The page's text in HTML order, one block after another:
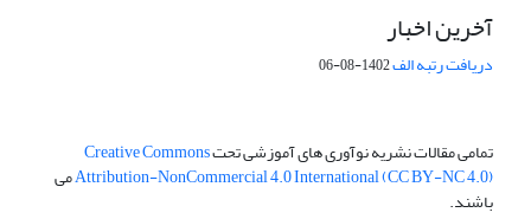
آخرین اخبار
دریافت رتبه الف1402-08-06
تمامی مقالات نشریه نوآوری های آموزشی تحتCreative Commons
Attribution-NonCommercial 4.0 International (CC BY-NC 4.0)می
باشند.